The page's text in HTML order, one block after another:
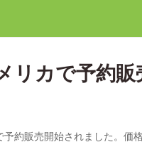
リカで予約販
約販売開始されました。価